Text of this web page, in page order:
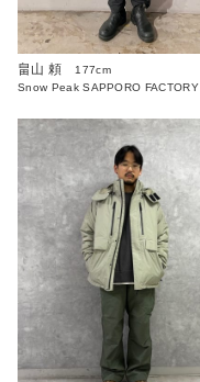
畠山 頼
177cm
Snow Peak SAPPORO FACTORY